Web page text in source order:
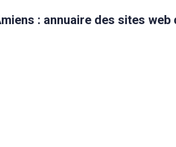
: annuaire des sites